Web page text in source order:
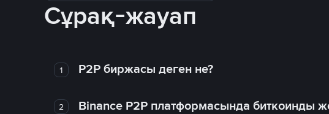
Сұрақ-жауап
1 P2P биржасы деген не?
2 Binance P2P платформасында биткоинды